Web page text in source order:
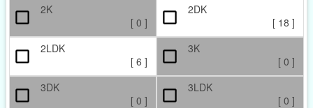
2K
[ 0 ]
2DK
[ 18 ]
2LDK
[ 6 ]
3K
[ 0 ]
3DK
[ 0 ]
3LDK
[ 0 ]